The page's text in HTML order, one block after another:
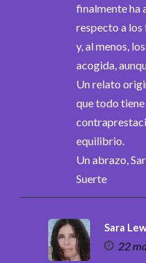
finalmente ha
respecto a
y, al menos,
acogida,
Un relato
que todo
equilibrio.
Un abrazo,
Suerte
Sara
22